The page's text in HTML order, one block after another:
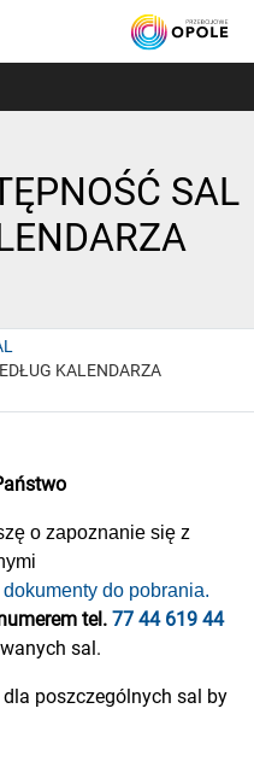
SAL
KALENDARZA
o zapoznanie się z
dokumenty do pobrania.
tel. 77 44 619 44
sal.
poszczególnych sal by